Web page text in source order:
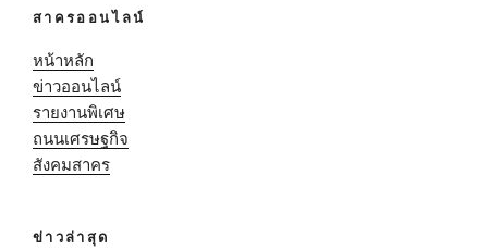
สาครออนไลน์
หน้าหลัก
ข่าวออนไลน์
รายงานพิเศษ
ถนนเศรษฐกิจ
สังคมสาคร
ข่าวล่าสุด